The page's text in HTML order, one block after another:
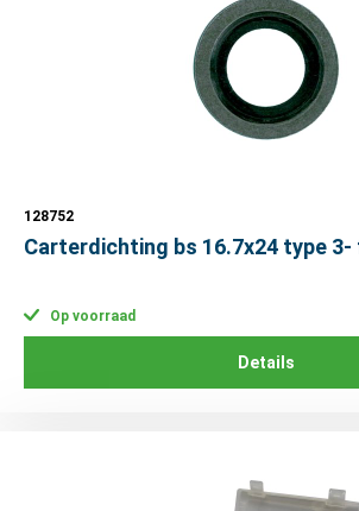
128752
Carterdichting bs 16.7x24 type 3-
Op voorraad
Details